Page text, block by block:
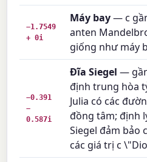
−1.7549
+ 0i
Máy bay— c
anten
giống như máy
−0.391
−
0.587i
Đĩa Siegel —
định trung hòa
Julia có các
đồng tâm; định
Siegel đảm bảo
các giá trị c